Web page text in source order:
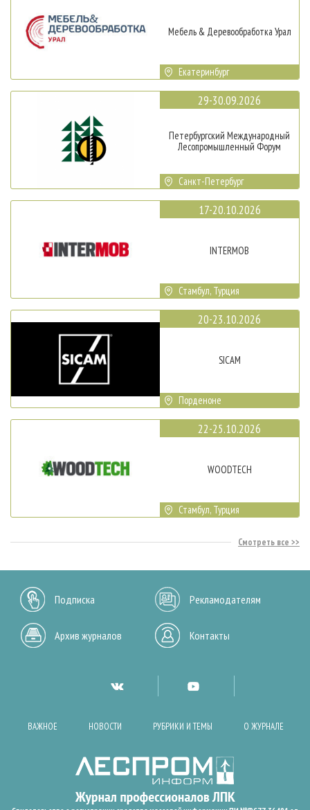
Мебель & Деревообработка Урал
Екатеринбург
29-30.09.2026
Петербургский Международный
Лесопромышленный Форум
Санкт-Петербург
17-20.10.2026
INTERMOB
Стамбул, Турция
20-23.10.2026
SICAM
Порденоне
22-25.10.2026
WOODTECH
Стамбул, Турция
Смотреть все
Подписка Рекламодателям
Архив журналов Контакты
ВАЖНОЕ НОВОСТИ РУБРИКИ И ТЕМЫ О ЖУРНАЛЕ